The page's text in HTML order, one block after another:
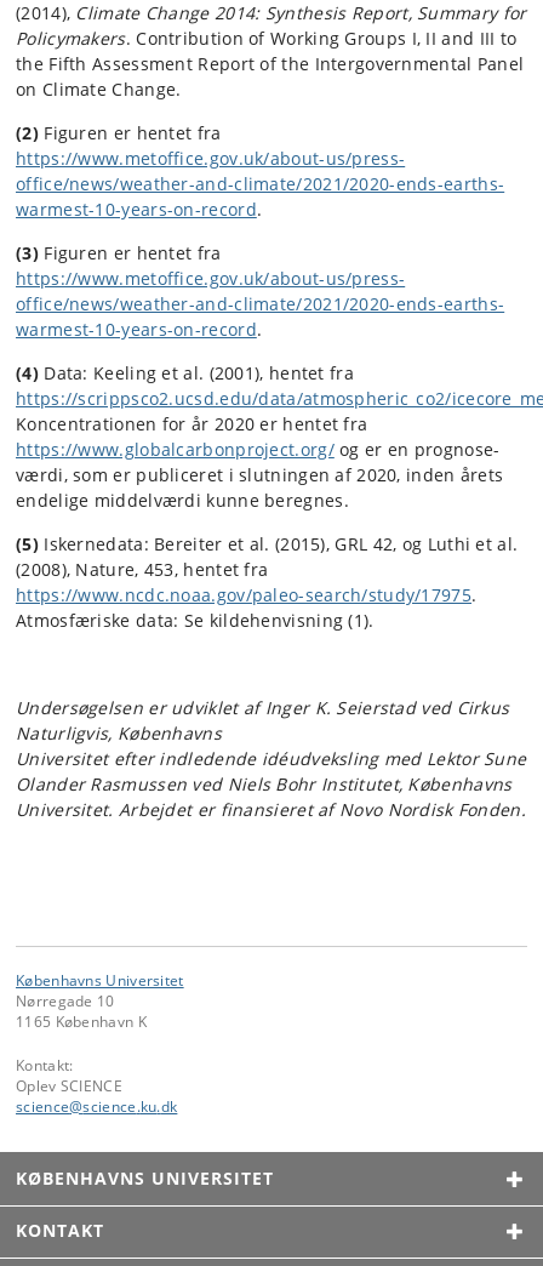
(2014), Climate Change 2014: Synthesis Report, Summary for
Policymakers. Contribution of Working Groups I, II and III to
the Fifth Assessment Report of the Intergovernmental Panel
on Climate Change.
(2)Figuren er hentet fra
https://www.metoffice.gov.uk/about-us/press-
office/news/weather-and-climate/2021/2020-ends-earths-
warmest-10-years-on-record.
(3)Figuren er hentet fra
https://www.metoffice.gov.uk/about-us/press-
office/news/weather-and-climate/2021/2020-ends-earths-
warmest-10-years-on-record.
(4) Data: Keeling et al. (2001), hentet fra
https://scrippsco2.ucsd.edu/data/atmospheric_co2/
Koncentrationen for år 2020 er hentet fra
https://www.globalcarbonproject.org/og er en prognose-
værdi, som er publiceret i slutningen af 2020, inden årets
endelige middelværdi kunne beregnes.
(5)Iskernedata: Bereiter et al. (2015), GRL 42, og Luthi et al.
(2008), Nature, 453, hentet fra
https://www.ncdc.noaa.gov/paleo-search/study/17975.
Atmosfæriske data: Se kildehenvisning (1).
Undersøgelsen er udviklet af Inger K. Seierstad ved Cirkus
Naturligvis, Københavns
Universitet efter indledende idéudveksling med Lektor Sune
Olander Rasmussen ved Niels Bohr Institutet, Københavns
Universitet. Arbejdet er finansieret af Novo Nordisk Fonden.
Københavns Universitet
Nørregade 10
1165 København K
Kontakt:
Oplev SCIENCE
science@science.ku.dk
KØBENHAVNS UNIVERSITET
KONTAKT